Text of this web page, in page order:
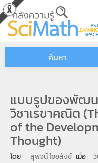
Skip to main content
ค้นหา
แบบรูปของพัฒน
วิชาเรขาคณิต
of the
Thought)
โดย : สุพจน์ ไชยสังข์ เมื่อ :